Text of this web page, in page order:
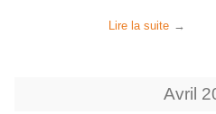
Lire la suite
Avril